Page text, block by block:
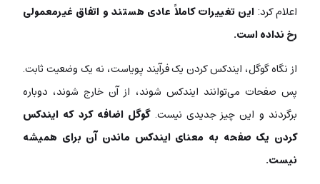
اعلام کرد:این تغییرات کاملاً عادی هستند و اتفاق غیرمعمولی
رخ نداده است.
از نگاه گوگل، ایندکس کردن یک فرآیند پویاست، نه یک وضعیت ثابت.
پس صفحات می‌توانند ایندکس شوند، از آن خارج شوند، دوباره
برگردند و این چیز جدیدی نیست.گوگل اضافه کرد که ایندکس
کردن یک صفحه به معنای ایندکس ماندن آن برای همیشه
نیست.